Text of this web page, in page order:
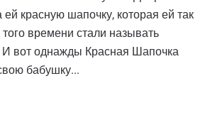
красную шапочку, которая ей так
времени стали называть
вот однажды Красная Шапочка
бабушку...